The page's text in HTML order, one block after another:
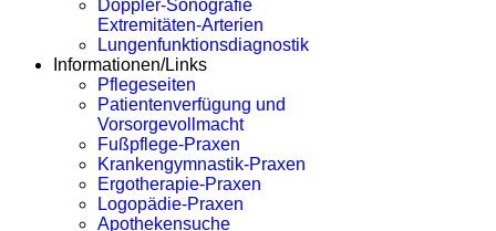
Doppler-Sonografie
Extremitäten-Arterien
Lungenfunktionsdiagnostik
Informationen/Links
Pflegeseiten
Patientenverfügung und
Vorsorgevollmacht
Fußpflege-Praxen
Krankengymnastik-Praxen
Ergotherapie-Praxen
Logopädie-Praxen
Apothekensuche